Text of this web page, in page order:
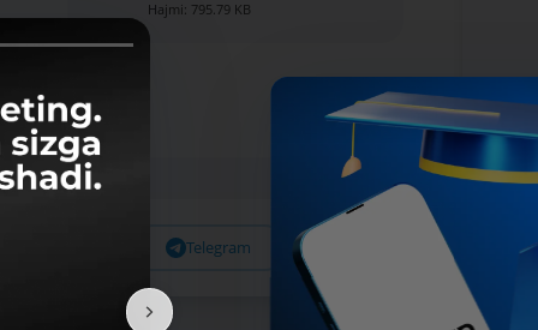
Hajmi: 795.79 KB
Telegram